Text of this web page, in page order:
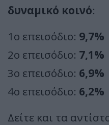
δυναμικό κοινό:
1ο επεισόδιο: 9,7%
2ο επεισόδιο: 7,1%
3ο επεισόδιο: 6,9%
4ο επεισόδιο: 6,2%
Δείτε και τα